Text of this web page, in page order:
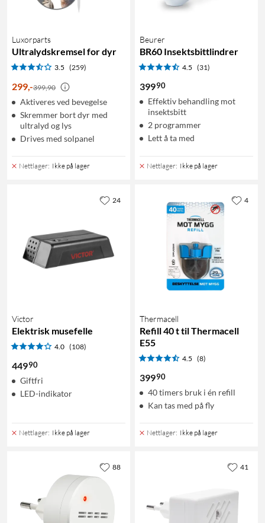
Luxorparts
Ultralydskremsel for dyr
3.5 (259)
299,-399,90
Aktiveres ved bevegelse
Skremmer bort dyr med
ultralyd og lys
Drives med solpanel
Nettlager: Ikke på lager
Beurer
BR60 Insektsbittlindrer
4.5 (31)
39990
Effektiv behandling mot
insektsbitt
2 programmer
Lett å ta med
Nettlager: Ikke på lager
Victor
Elektrisk musefelle
4.0 (108)
44990
Giftfri
LED-indikator
Nettlager: Ikke på lager
24
Thermacell
Refill 40 t til Thermacell
E55
4.5 (8)
39990
40 timers bruk i én refill
Kan tas med på fly
Nettlager: Ikke på lager
4
88 41